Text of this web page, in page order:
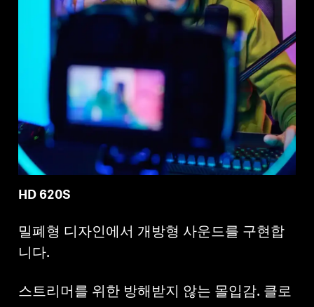
HD 620S
밀폐형 디자인에서 개방형 사운드를 구현합
니다.
스트리머를 위한 방해받지 않는 몰입감. 클로